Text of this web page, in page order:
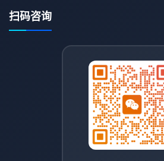
扫码咨询